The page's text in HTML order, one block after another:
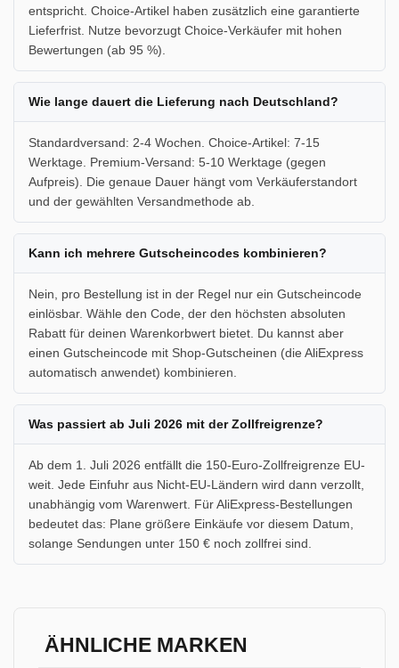
entspricht. Choice-Artikel haben zusätzlich eine garantierte
Lieferfrist. Nutze bevorzugt Choice-Verkäufer mit hohen
Bewertungen (ab 95 %).
Wie lange dauert die Lieferung nach Deutschland?
Standardversand: 2-4 Wochen. Choice-Artikel: 7-15
Werktage. Premium-Versand: 5-10 Werktage (gegen
Aufpreis). Die genaue Dauer hängt vom Verkäuferstandort
und der gewählten Versandmethode ab.
Kann ich mehrere Gutscheincodes kombinieren?
Nein, pro Bestellung ist in der Regel nur ein Gutscheincode
einlösbar. Wähle den Code, der den höchsten absoluten
Rabatt für deinen Warenkorbwert bietet. Du kannst aber
einen Gutscheincode mit Shop-Gutscheinen (die AliExpress
automatisch anwendet) kombinieren.
Was passiert ab Juli 2026 mit der Zollfreigrenze?
Ab dem 1. Juli 2026 entfällt die 150-Euro-Zollfreigrenze EU-
weit. Jede Einfuhr aus Nicht-EU-Ländern wird dann verzollt,
unabhängig vom Warenwert. Für AliExpress-Bestellungen
bedeutet das: Plane größere Einkäufe vor diesem Datum,
solange Sendungen unter 150 € noch zollfrei sind.
ÄHNLICHE MARKEN